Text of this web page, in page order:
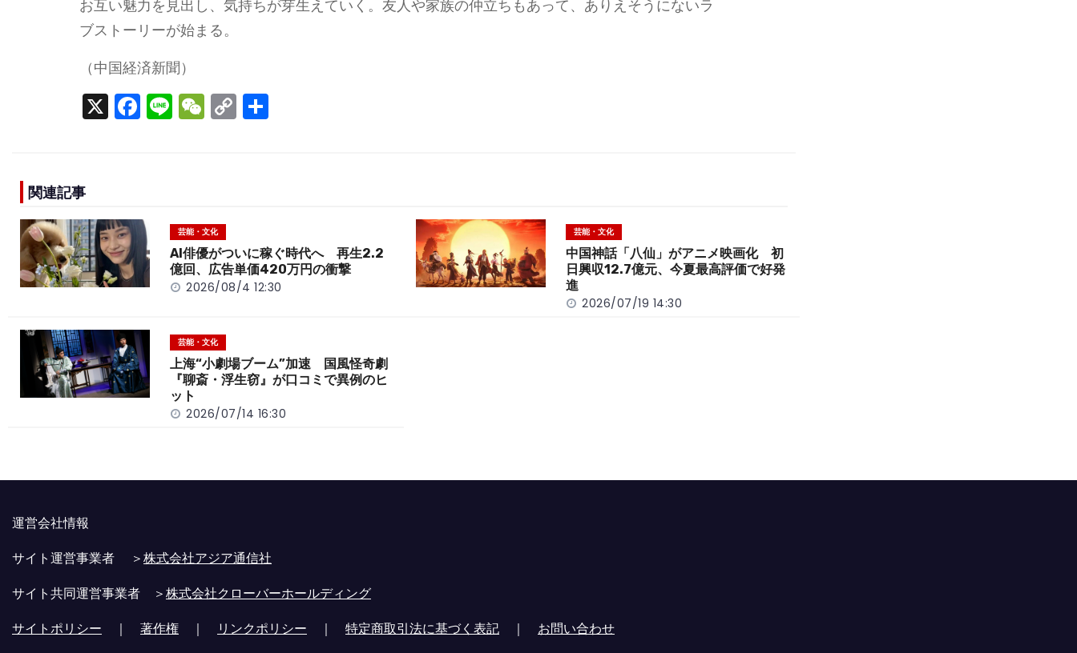
お互い魅力を見出し、気持ちが芽生えていく。友人や家族の仲立ちもあって、ありえそうにないラ
ブストーリーが始まる。
（中国経済新聞）
X F
a
o
o
k
Li
n
W
e
t
C
o
k
関連記事
芸能・文化
AI俳優がついに稼ぐ時代へ 再生2.2
億回、広告単価420万円の衝撃
2026/08/4 12:30
芸能・文化
中国神話「八仙」がアニメ映画化 初
日興収12.7億元、今夏最高評価で好発
進
2026/07/19 14:30
芸能・文化
上海“小劇場ブーム”加速 国風怪奇劇
『聊斎・浮生窃』が口コミで異例のヒ
ット
2026/07/14 16:30
運営会社情報
サイト運営事業者 ＞株式会社アジア通信社
サイト共同運営事業者 ＞株式会社クローバーホールディング
サイトポリシー ｜ 著作権 ｜ リンクポリシー ｜ 特定商取引法に基づく表記 ｜ お問い合わせ